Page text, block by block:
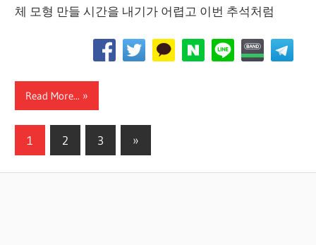
체 모형 만들 시간을 내기가 어렵고 이번 추석처럼
Read More...
글
1 2 3
Next
Posts
»